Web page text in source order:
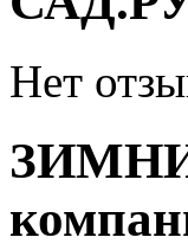
Нет